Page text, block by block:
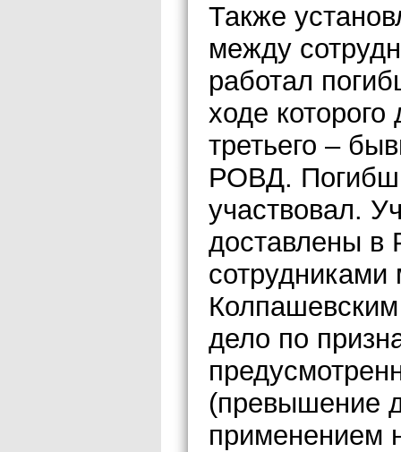
Также
между
работал
ходе
третьего –
РОВД.
участвовал.
доставлены в
дело по
(превышение
применением